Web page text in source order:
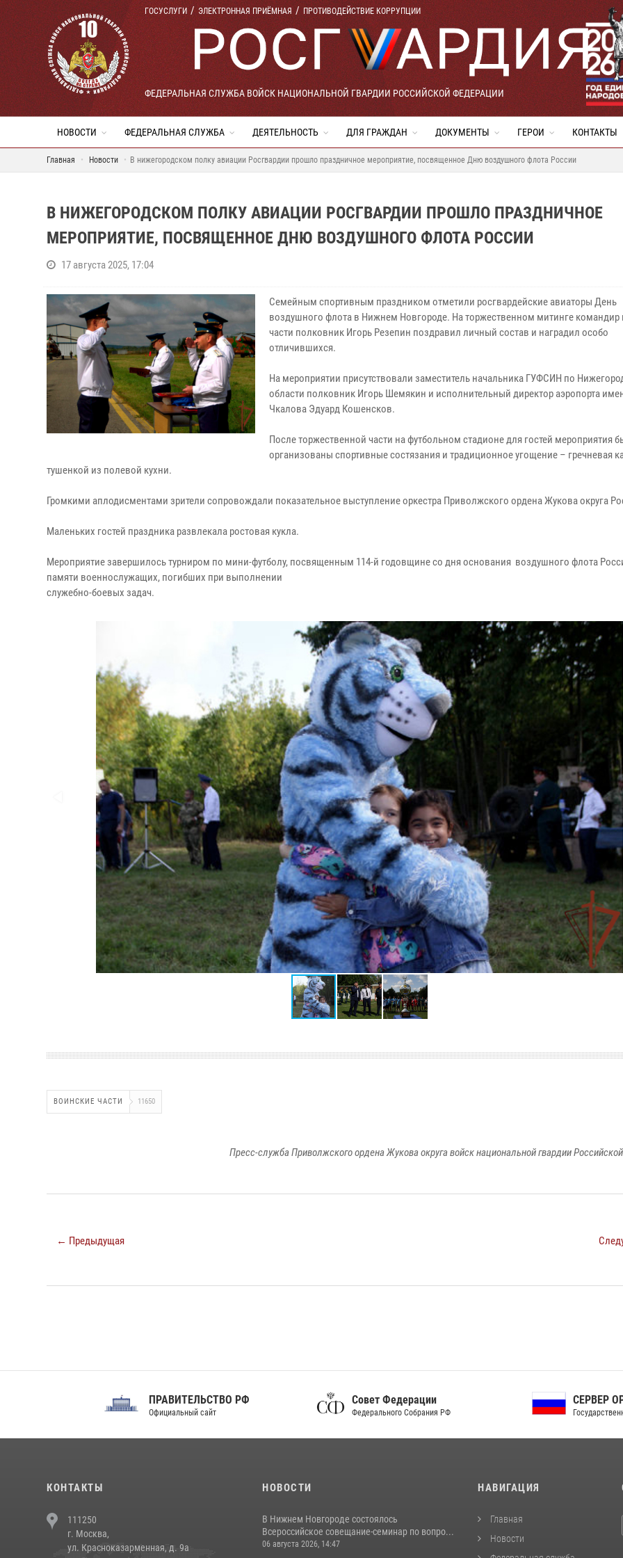
ГОСУСЛУГИ ЭЛЕКТРОННАЯ ПРИЁМНАЯ ПРОТИВОДЕЙСТВИЕ КОРРУПЦИИ
ФЕДЕРАЛЬНАЯ СЛУЖБА ВОЙСК НАЦИОНАЛЬНОЙ ГВАРДИИ РОССИЙСКОЙ ФЕДЕРАЦИИ
НОВОСТИ ФЕДЕРАЛЬНАЯ СЛУЖБА ДЕЯТЕЛЬНОСТЬ ДЛЯ ГРАЖДАН ДОКУМЕНТЫ ГЕРОИ КОНТАКТЫ
Главная Новости В нижегородском полку авиации Росгвардии прошло праздничное мероприятие, посвященное Дню воздушного флота России
В НИЖЕГОРОДСКОМ ПОЛКУ АВИАЦИИ РОСГВАРДИИ ПРОШЛО ПРАЗДНИЧНОЕ
МЕРОПРИЯТИЕ, ПОСВЯЩЕННОЕ ДНЮ ВОЗДУШНОГО ФЛОТА РОССИИ
17 августа 2025, 17:04
Семейным спортивным праздником отметили росгвардейские авиаторы День
воздушного флота в Нижнем Новгороде. На торжественном митинге командир
части полковник Игорь Резепин поздравил личный состав и наградил особо
отличившихся.
На мероприятии присутствовали заместитель начальника ГУФСИН по
области полковник Игорь Шемякин и исполнительный директор аэропорта
Чкалова Эдуард Кошенсков.
После торжественной части на футбольном стадионе для гостей мероприятия
организованы спортивные состязания и традиционное угощение – гречневая
тушенкой из полевой кухни.
Громкими аплодисментами зрители сопровождали показательное выступление оркестра Приволжского ордена Жукова округа
Маленьких гостей праздника развлекала ростовая кукла.
Мероприятие завершилось турниром по мини-футболу, посвященным 114-й годовщине со дня основания воздушного флота
памяти военнослужащих, погибших при выполнении
служебно-боевых задач.
ВОИНСКИЕ ЧАСТИ 11650
Пресс-служба Приволжского ордена Жукова округа войск национальной гвардии
← Предыдущая
ПРАВИТЕЛЬСТВО РФ
Официальный сайт
Совет Федерации
Федерального Собрания РФ
СЕРВЕР ОРГАНОВ
Государственной власти РФ
КОНТАКТЫ
111250
г. Москва,
ул. Красноказарменная, д. 9а
НОВОСТИ
В Нижнем Новгороде состоялось
Всероссийское совещание-семинар по вопро...
06 августа 2026, 14:47
НАВИГАЦИЯ
Главная
Новости